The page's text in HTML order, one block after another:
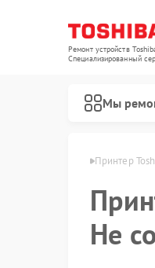
Ремонт устройств
Специализированный
Мы
Принтер
Не